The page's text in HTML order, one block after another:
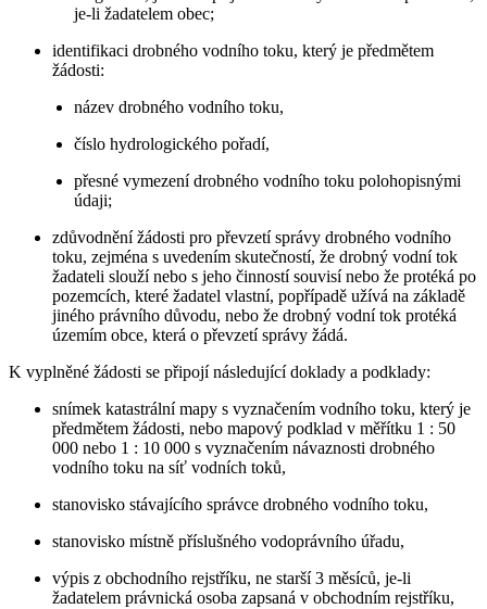
je-li žadatelem obec;
identifikaci drobného vodního toku, který je předmětem
žádosti:
název drobného vodního toku,
číslo hydrologického pořadí,
přesné vymezení drobného vodního toku polohopisnými
údaji;
zdůvodnění žádosti pro převzetí správy drobného vodního
toku, zejména s uvedením skutečností, že drobný vodní tok
žadateli slouží nebo s jeho činností souvisí nebo že protéká po
pozemcích, které žadatel vlastní, popřípadě užívá na základě
jiného právního důvodu, nebo že drobný vodní tok protéká
územím obce, která o převzetí správy žádá.
K vyplněné žádosti se připojí následující doklady a podklady:
snímek katastrální mapy s vyznačením vodního toku, který je
předmětem žádosti, nebo mapový podklad v měřítku 1 : 50
000 nebo 1 : 10 000 s vyznačením návaznosti drobného
vodního toku na síť vodních toků,
stanovisko stávajícího správce drobného vodního toku,
stanovisko místně příslušného vodoprávního úřadu,
výpis z obchodního rejstříku, ne starší 3 měsíců, je-li
žadatelem právnická osoba zapsaná v obchodním rejstříku,